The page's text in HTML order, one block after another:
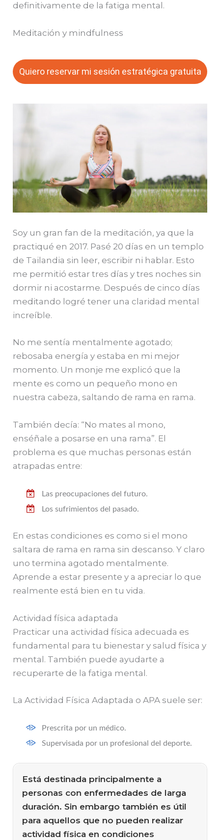
definitivamente de la fatiga mental.
Meditación y mindfulness
Quiero reservar mi sesión estratégica gratuita
Soy un gran fan de la meditación, ya que la
practiqué en 2017. Pasé 20 días en un templo
de Tailandia sin leer, escribir ni hablar. Esto
me permitió estar tres días y tres noches sin
dormir ni acostarme. Después de cinco días
meditando logré tener una claridad mental
increíble.
No me sentía mentalmente agotado;
rebosaba energía y estaba en mi mejor
momento. Un monje me explicó que la
mente es como un pequeño mono en
nuestra cabeza, saltando de rama en rama.
También decía: “No mates al mono,
enséñale a posarse en una rama”. El
problema es que muchas personas están
atrapadas entre:
Las preocupaciones del futuro.
Los sufrimientos del pasado.
En estas condiciones es como si el mono
saltara de rama en rama sin descanso. Y claro
uno termina agotado mentalmente.
Aprende a estar presente y a apreciar lo que
realmente está bien en tu vida.
Actividad física adaptada
Practicar una actividad física adecuada es
fundamental para tu bienestar y salud física y
mental. También puede ayudarte a
recuperarte de la fatiga mental.
La Actividad Física Adaptada o APA suele ser:
Prescrita por un médico.
Supervisada por un profesional del deporte.
Está destinada principalmente a
personas con enfermedades de larga
duración. Sin embargo también es útil
para aquellos que no pueden realizar
actividad física en condiciones